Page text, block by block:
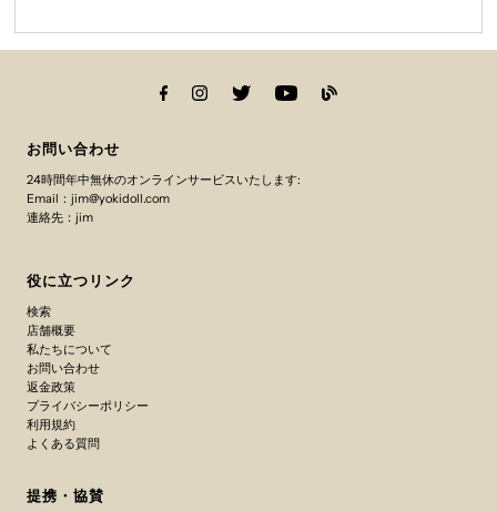
お問い合わせ
24時間年中無休のオンラインサービスいたします:
Email：jim@yokidoll.com
連絡先：jim
役に立つリンク
検索
店舗概要
私たちについて
お問い合わせ
返金政策
プライバシーポリシー
利用規約
よくある質問
提携・協賛